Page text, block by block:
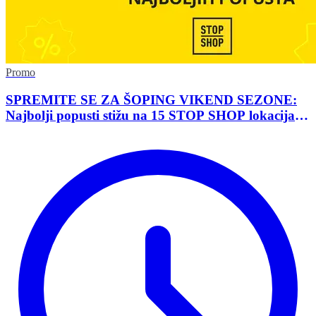
Promo
SPREMITE SE ZA ŠOPING VIKEND SEZONE:
Najbolji popusti stižu na 15 STOP SHOP lokacija